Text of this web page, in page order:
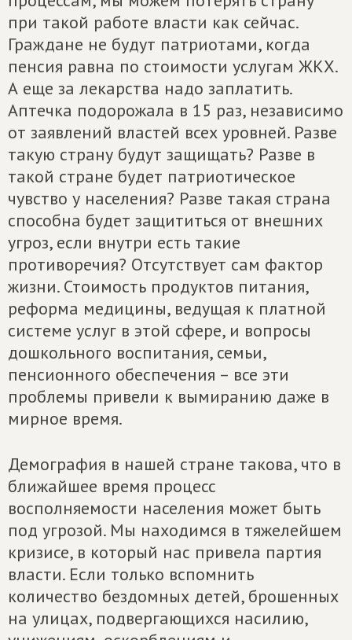
при такой работе власти как сейчас.
Граждане не будут патриотами, когда
пенсия равна по стоимости услугам ЖКХ.
А еще за лекарства надо заплатить.
Аптечка подорожала в 15 раз, независимо
от заявлений властей всех уровней. Разве
такую страну будут защищать? Разве в
такой стране будет патриотическое
чувство у населения? Разве такая страна
способна будет защититься от внешних
угроз, если внутри есть такие
противоречия? Отсутствует сам фактор
жизни. Стоимость продуктов питания,
реформа медицины, ведущая к платной
системе услуг в этой сфере, и вопросы
дошкольного воспитания, семьи,
пенсионного обеспечения – все эти
проблемы привели к вымиранию даже в
мирное время.
Демография в нашей стране такова, что в
ближайшее время процесс
восполняемости населения может быть
под угрозой. Мы находимся в тяжелейшем
кризисе, в который нас привела партия
власти. Если только вспомнить
количество бездомных детей, брошенных
на улицах, подвергающихся насилию,